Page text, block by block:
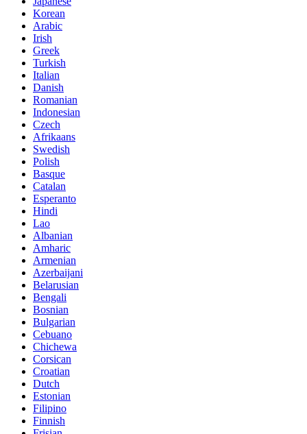
Korean
Arabic
Irish
Greek
Turkish
Italian
Danish
Romanian
Indonesian
Czech
Afrikaans
Swedish
Polish
Basque
Catalan
Esperanto
Hindi
Lao
Albanian
Amharic
Armenian
Azerbaijani
Belarusian
Bengali
Bosnian
Bulgarian
Cebuano
Chichewa
Corsican
Croatian
Dutch
Estonian
Filipino
Finnish